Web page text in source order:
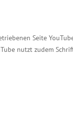
Seite
nutzt zudem
diese
Jesse.
ist die
auch für
eine faire